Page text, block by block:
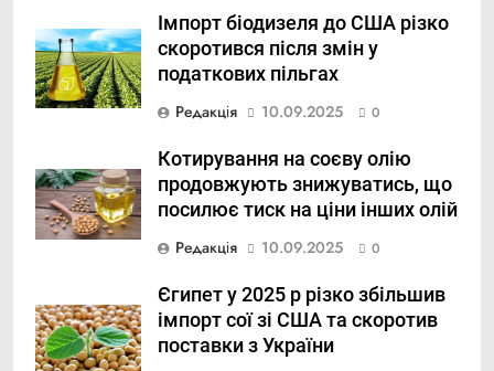
Імпорт біодизеля до США різко
скоротився після змін у
податкових пільгах
Редакція
10.09.2025 0
Котирування на соєву олію
продовжують знижуватись, що
посилює тиск на ціни інших олій
Редакція
10.09.2025 0
Єгипет у 2025 р різко збільшив
імпорт сої зі США та скоротив
поставки з України